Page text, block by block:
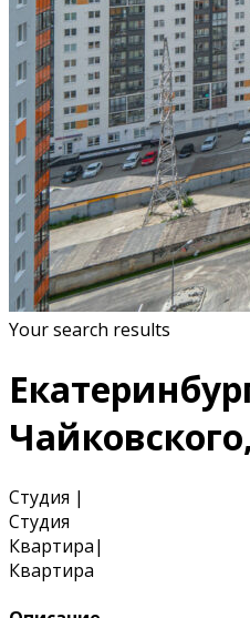
Your search results
Студия |
Студия
Квартира|
Квартира